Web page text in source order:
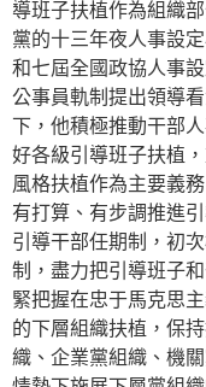
導班子扶植作為組織
黨的十三年夜人事設
和七屆全國政協人事
公事員軌制提出領導
下，他積極推動干部
好各級引導班子扶植
風格扶植作為主要義
有打算、有步調推進
引導干部任期制，初
制，盡力把引導班子
緊把握在忠于馬克思
的下層組織扶植，保
織、企業黨組織、機